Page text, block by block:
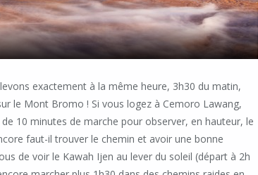
exactement à la même heure, 3h30 du matin,
le Mont Bromo ! Si vous logez à Cemoro Lawang,
10 minutes de marche pour observer, en hauteur, le
faut-il trouver le chemin et avoir une bonne
de voir le Kawah Ijen au lever du soleil (départ à 2h